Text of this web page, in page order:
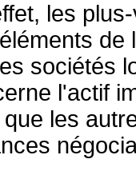
les
de
sociétés
l'actif
que les